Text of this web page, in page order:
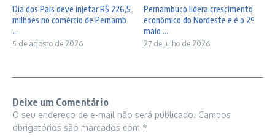
Dia dos Pais deve injetar R$ 226,5
milhões no comércio de Pernamb
...
5 de agosto de 2026
Pernambuco lidera crescimento
econômico do Nordeste e é o 2º
maio ...
27 de julho de 2026
Deixe um Comentário
O seu endereço de e-mail não será publicado. Campos
obrigatórios são marcados com *